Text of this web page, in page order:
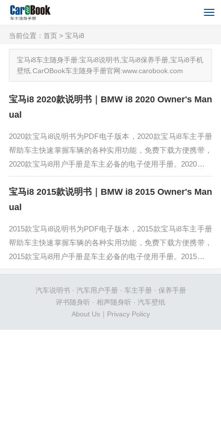
当前位置： 首页 > 宝马i8
宝马i8车主随身手册:宝马i8说明书,宝马i8保养手册,宝马i8手机
壁纸.CarOBook车主随身手册官网:www.carobook.com
宝马i8 2020款说明书｜BMW i8 2020 Owner's Man
ual
2020款宝马i8说明书为PDF电子版本，2020款宝马i8车主手册
帮助车主快速掌握车辆的各种实用功能，免费下载方便携带，
2020款宝马i8用户手册是车主必备的电子使用手册。2020款宝
马i8作为一款插电式混合动力跑车，整台车的造型在家族式...
宝马i8 2015款说明书｜BMW i8 2015 Owner's Man
ual
2015款宝马i8说明书为PDF电子版本，2015款宝马i8车主手册
帮助车主快速掌握车辆的各种实用功能，免费下载方便携带，
2015款宝马i8用户手册是车主必备的电子使用手册。2015款全
汽车说明书 · 汽车用户手册· 车主手册· 保养手册
评书随身听 · 相声随身听 · 汽车壁纸
About Us｜ Privacy Policy